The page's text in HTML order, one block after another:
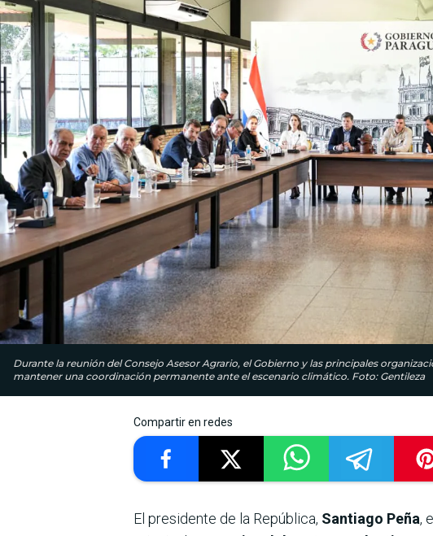
Durante la reunión del Consejo Asesor Agrario, el Gobierno y las principales
mantener una coordinación permanente ante el escenario climático. Foto: Gentileza
Compartir en redes
El presidente de la República, Santiago Peña,